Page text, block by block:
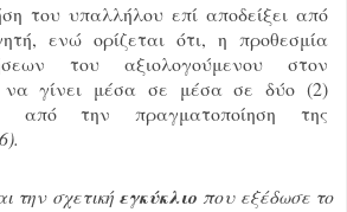
του υπαλλήλου επί αποδείξει από
ενώ ορίζεται ότι, η προθεσμία
του αξιολογούμενου στον
να γίνει μέσα σε μέσα σε δύο (2)
από την πραγματοποίηση της
την σχετικήεγκύκλιο που εξέδωσε το